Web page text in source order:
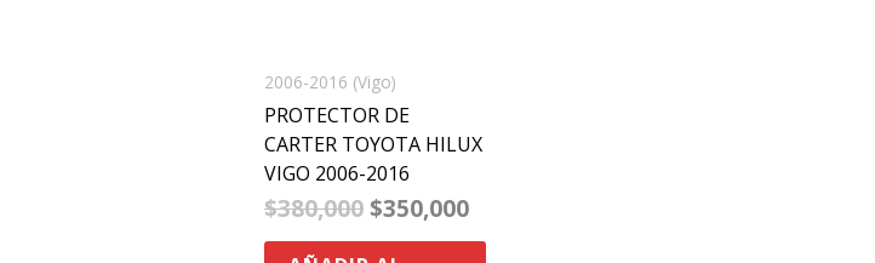
2006-2016 (Vigo)
PROTECTOR DE
CARTER TOYOTA HILUX
VIGO 2006-2016
$380,000 $350,000